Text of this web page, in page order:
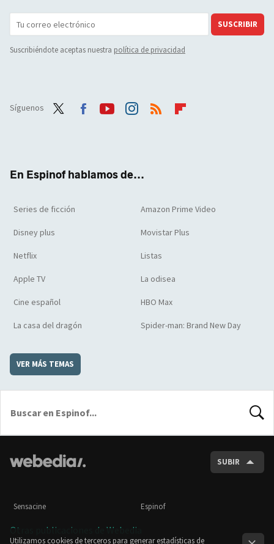
SUSCRIBIR
Suscribiéndote aceptas nuestra política de privacidad
Síguenos
En Espinof hablamos de...
Series de ficción Amazon Prime Video
Disney plus Movistar Plus
Netflix Listas
Apple TV La odisea
Cine español HBO Max
La casa del dragón Spider-man: Brand New Day
VER MÁS TEMAS
SUBIR
Sensacine Espinof
Otras publicaciones de Webedia
Utilizamos cookies de terceros para generar estadísticas de